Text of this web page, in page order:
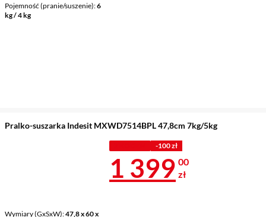
Pojemność (pranie/suszenie) 6
kg / 4 kg
Pralko-suszarka Indesit MXWD7514BPL 47,8cm 7kg/5kg
Wymiary (GxSxW) 47,8 x 60 x
-100 zł
Cena 1 399 zł
1 399 00
zł